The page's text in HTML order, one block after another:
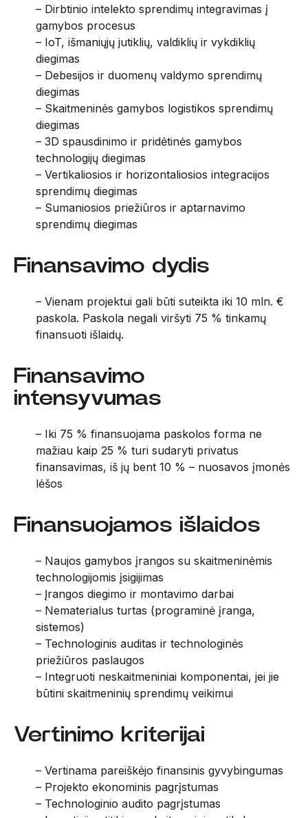
– Dirbtinio intelekto sprendimų integravimas į
gamybos procesus
– IoT, išmaniųjų jutiklių, valdiklių ir vykdiklių
diegimas
– Debesijos ir duomenų valdymo sprendimų
diegimas
– Skaitmeninės gamybos logistikos sprendimų
diegimas
– 3D spausdinimo ir pridėtinės gamybos
technologijų diegimas
– Vertikaliosios ir horizontaliosios integracijos
sprendimų diegimas
– Sumaniosios priežiūros ir aptarnavimo
sprendimų diegimas
Finansavimo dydis
– Vienam projektui gali būti suteikta iki 10 mln. €
paskola. Paskola negali viršyti 75 % tinkamų
finansuoti išlaidų.
Finansavimo
intensyvumas
– Iki 75 % finansuojama paskolos forma ne
mažiau kaip 25 % turi sudaryti privatus
finansavimas, iš jų bent 10 % – nuosavos įmonės
lėšos
Finansuojamos išlaidos
– Naujos gamybos įrangos su skaitmeninėmis
technologijomis įsigijimas
– Įrangos diegimo ir montavimo darbai
– Nematerialus turtas (programinė įranga,
sistemos)
– Technologinis auditas ir technologinės
priežiūros paslaugos
– Integruoti neskaitmeniniai komponentai, jei jie
būtini skaitmeninių sprendimų veikimui
Vertinimo kriterijai
– Vertinama pareiškėjo finansinis gyvybingumas
– Projekto ekonominis pagrįstumas
– Technologinio audito pagrįstumas